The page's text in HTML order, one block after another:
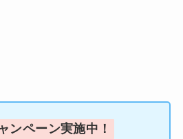
ンペーン実施中！